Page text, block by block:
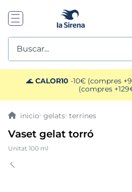
Buscar...
🌊 CALOR10 -10€ (compres
(compres
gelats terrines
Vaset gelat torró
Unitat 100 ml
TOP SEARCHES
1. plato preparado
3 gelats sirena